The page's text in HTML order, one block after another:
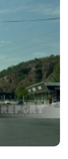
პროცესი
და
-
მიზნით.
კონტრაქტორი
და
უოთერ